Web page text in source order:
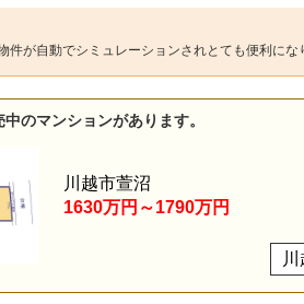
が自動でシミュレーションされとても便利にな
のマンションがあります。
川越市萱沼
1630万円～1790万円